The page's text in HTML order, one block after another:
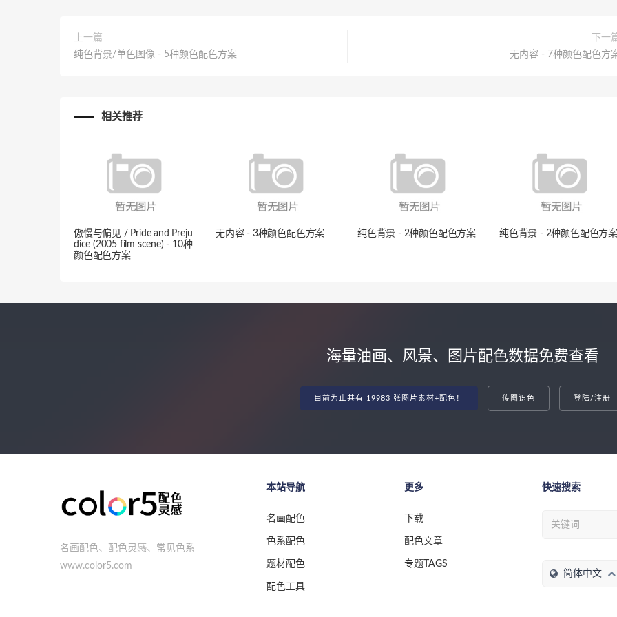
上一篇
纯色背景/单色图像 - 5种颜色配色方案
下一
无内容 - 7种颜色配色方
相关推荐
傲慢与偏见 / Pride and Preju
dice (2005 film scene) - 10种
颜色配色方案
无内容 - 3种颜色配色方案 纯色背景 - 2种颜色配色方案 纯色背景 - 2种颜色配色方案
海量油画、风景、图片配色数据免费查看
目前为止共有 19983 张图片素材+配色！ 传图识色 登陆/注册
名画配色、配色灵感、常见色系
www.color5.com
本站导航
名画配色
色系配色
题材配色
配色工具
更多
下载
配色文章
专题TAGS
快速搜索
简体中文